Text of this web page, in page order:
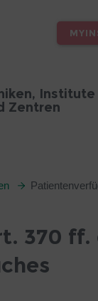
Institute
Zentren
370 ff.